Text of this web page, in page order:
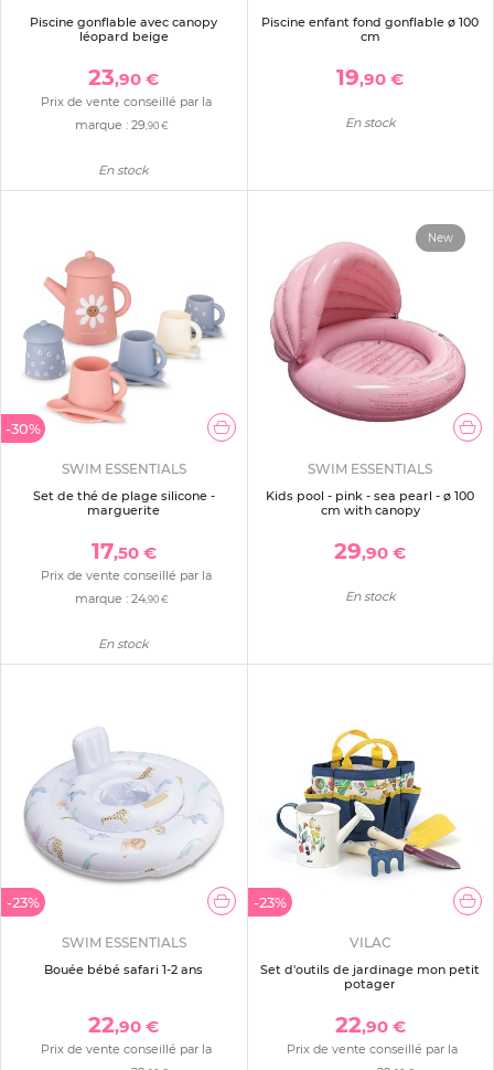
Piscine gonflable avec canopy
léopard beige
23,90 €
Prix de vente conseillé par la
marque : 29,90 €
En stock
Piscine enfant fond gonflable ø 100
cm
19,90 €
En stock
-30%
SWIM ESSENTIALS
Set de thé de plage silicone -
marguerite
17,50 €
Prix de vente conseillé par la
marque : 24,90 €
En stock
New
SWIM ESSENTIALS
Kids pool - pink - sea pearl - ø 100
cm with canopy
29,90 €
En stock
-23%
SWIM ESSENTIALS
Bouée bébé safari 1-2 ans
22,90 €
Prix de vente conseillé par la
-23%
VILAC
Set d'outils de jardinage mon petit
potager
22,90 €
Prix de vente conseillé par la